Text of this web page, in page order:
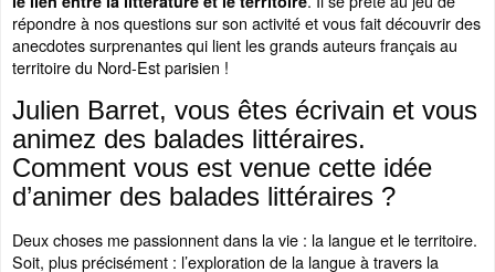
répondre à nos questions sur son activité et vous fait découvrir des
anecdotes surprenantes qui lient les grands auteurs français au
territoire du Nord-Est parisien !
Julien Barret, vous êtes écrivain et vous
animez des balades littéraires.
Comment vous est venue cette idée
d’animer des balades littéraires ?
Deux choses me passionnent dans la vie : la langue et le territoire.
Soit, plus précisément : l’exploration de la langue à travers la